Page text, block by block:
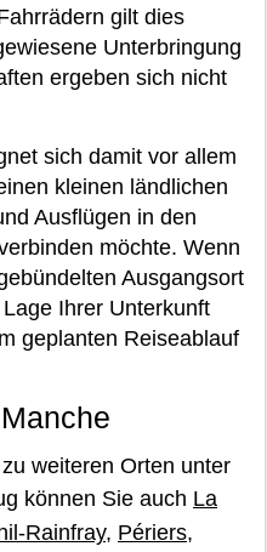
gilt dies
Unterbringung
ergeben sich nicht
sich damit vor allem
kleinen ländlichen
Ausflügen in den
möchte. Wenn
Ausgangsort
Ihrer Unterkunft
geplanten Reiseablauf
weiteren Orten unter
können Sie auch La
Rainfray, Périers,